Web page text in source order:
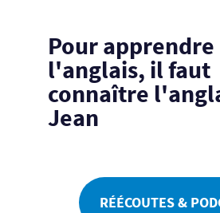
Pour apprendre
l'anglais, il faut
connaître
Jean
RÉÉCOUTES &